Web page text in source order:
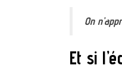
On
Et si